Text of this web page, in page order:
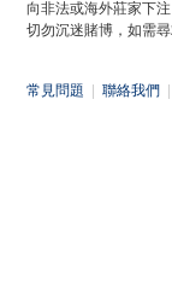
向非法或海外莊家下
切勿沉迷賭博，如需
常見問題 聯絡我們